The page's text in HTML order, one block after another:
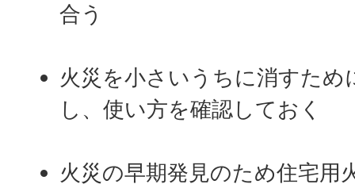
合う
火災を小さいうちに消すため
し、使い方を確認しておく
火災の早期発見のため住宅用